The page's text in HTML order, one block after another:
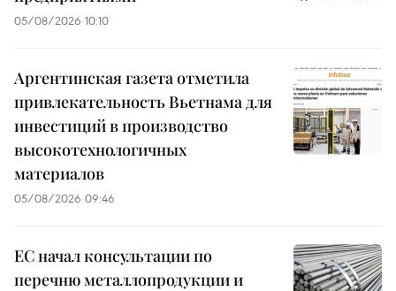
05/08/2026 10:10
Аргентинская газета отметила
привлекательность Вьетнама для
инвестиций в производство
высокотехнологичных
материалов
05/08/2026 09:46
ЕС начал консультации по
перечню металлопродукции и